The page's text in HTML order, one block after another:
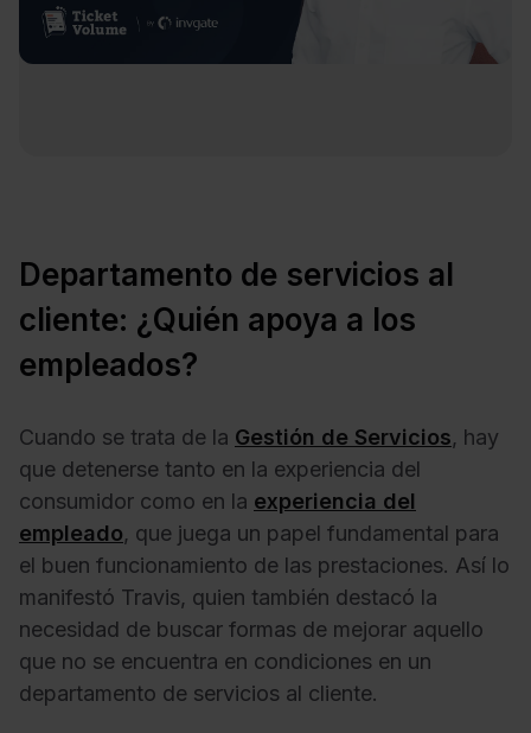
Departamento de servicios al
cliente: ¿Quién apoya a los
empleados?
Cuando se trata de la Gestión de Servicios, hay
que detenerse tanto en la experiencia del
consumidor como en la experiencia del
empleado, que juega un papel fundamental para
el buen funcionamiento de las prestaciones. Así lo
manifestó Travis, quien también destacó la
necesidad de buscar formas de mejorar aquello
que no se encuentra en condiciones en un
departamento de servicios al cliente.